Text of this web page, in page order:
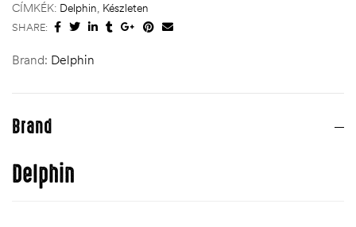
CÍMKÉK: Delphin, Készleten
SHARE:
Brand: Delphin
Brand
Delphin